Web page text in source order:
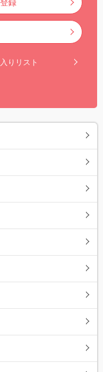
録
りリスト